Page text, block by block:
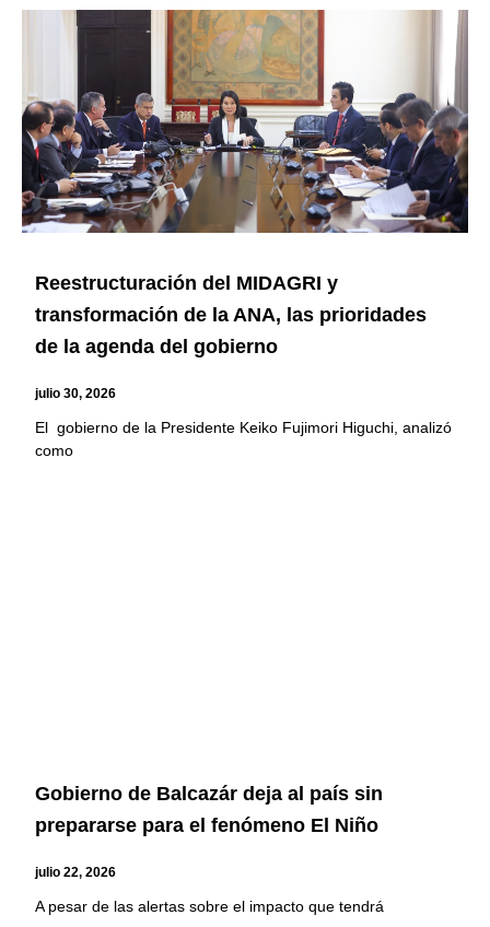
Reestructuración del MIDAGRI y
transformación de la ANA, las prioridades
de la agenda del gobierno
julio 30, 2026
El gobierno de la Presidente Keiko Fujimori Higuchi, analizó
como
Gobierno de Balcazár deja al país sin
prepararse para el fenómeno El Niño
julio 22, 2026
A pesar de las alertas sobre el impacto que tendrá